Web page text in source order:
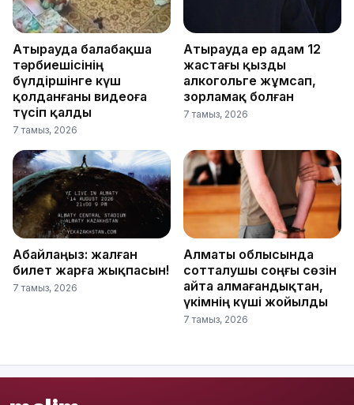
Атырауда балабақша
тәрбиешісінің
бүлдіршінге күш
қолданғаны видеоға
түсіп қалды
7 тамыз, 2026
Атырауда ер адам 12
жастағы қызды
алкогольге жұмсап,
зорламақ болған
7 тамыз, 2026
Абайлаңыз: жалған
билет жарға жықпасын!
7 тамыз, 2026
Алматы облысында
сотталушы соңғы сөзін
айта алмағандықтан,
үкімнің күші жойылды
7 тамыз, 2026